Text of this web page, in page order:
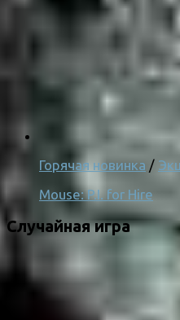
Горячая новинка /
Mouse: P.I. for Hire
Случайная игра